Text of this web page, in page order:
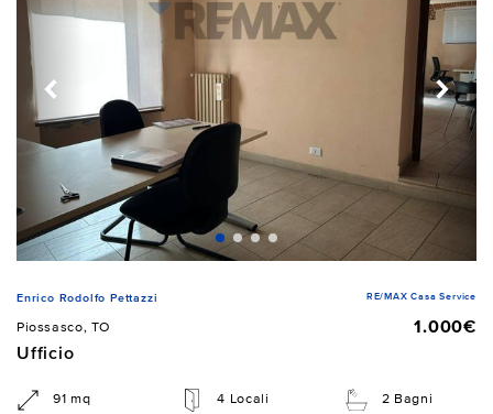
Enrico Rodolfo Pettazzi RE/MAX Casa Service
Piossasco, TO
1.000€
Ufficio
91 mq 4 Locali 2 Bagni